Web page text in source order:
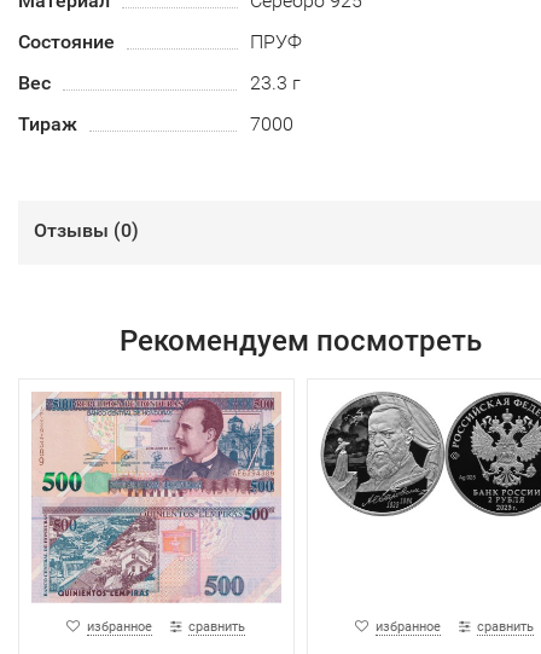
Состояние
ПРУФ
Вес
23.3 г
Тираж
7000
Отзывы (0)
Рекомендуем посмотреть
избранное сравнить избранное сравнить